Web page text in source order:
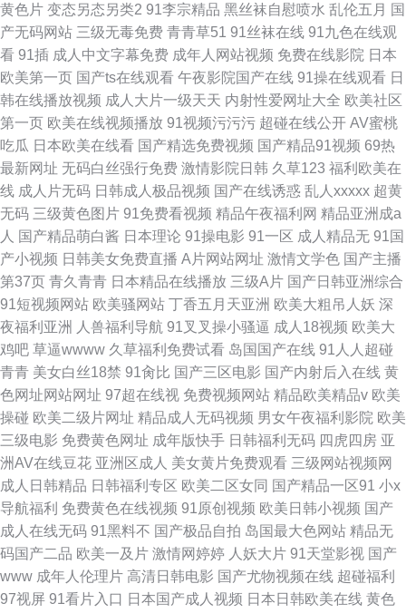
黄色片 变态另态另类2 91李宗精品 黑丝袜自慰喷水 乱伦五月 国
产无码网站 三级无毒免费 青青草51 91丝袜在线 91九色在线观
看 91插 成人中文字幕免费 成年人网站视频 免费在线影院 日本
欧美第一页 国产ts在线观看 午夜影院国产在线 91操在线观看 日
韩在线播放视频 成人大片一级天天 内射性爱网址大全 欧美社区
第一页 欧美在线视频播放 91视频污污污 超碰在线公开 AV蜜桃
吃瓜 日本欧美在线看 国产精选免费视频 国产精品91视频 69热
最新网址 无码白丝强行免费 激情影院日韩 久草123 福利欧美在
线 成人片无码 日韩成人极品视频 国产在线诱惑 乱人xxxxx 超黄
无码 三级黄色图片 91免费看视频 精品午夜福利网 精品亚洲成a
人 国产精品萌白酱 日本理论 91操电影 91一区 成人精品无 91国
产小视频 日韩美女免费直播 A片网站网址 激情文学色 国产主播
第37页 青久青青 日本精品在线播放 三级A片 国产日韩亚洲综合
91短视频网站 欧美骚网站 丁香五月天亚洲 欧美大粗吊人妖 深
夜福利亚洲
人兽福利导航 91叉叉操小骚逼 成人18视频 欧美大
鸡吧 草逼wwww 久草福利免费试看 岛国国产在线 91人人超碰
青青 美女白丝18禁 91肏比 国产三区电影 国产内射后入在线 黄
色网址网站网址 97超在线视 免费视频网站 精品欧美精品v 欧美
操碰 欧美二级片网址 精品成人无码视频 男女午夜福利影院 欧美
三级电影 免费黄色网址 成年版快手 日韩福利无码 四虎四房 亚
洲AV在线豆花 亚洲区成人 美女黄片免费观看 三级网站视频网
成人日韩精品 日韩福利专区 欧美二区女同 国产精品一区91 小x
导航福利 免费黄色在线视频 91原创视频 欧美日韩小视频 国产
成人在线无码 91黑料不 国产极品自拍 岛国最大色网站 精品无
码国产二品 欧美一及片 激情网婷婷 人妖大片 91天堂影视 国产
www 成年人伦理片 高清日韩电影 国产尤物视频在线 超碰福利
97视屏 91看片入口 日本国产成人视频 日本日韩欧美在线 黄色